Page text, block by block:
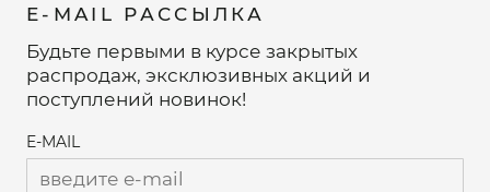
E-MAIL РАССЫЛКА
Будьте первыми в курсе закрытых
распродаж, эксклюзивных акций и
поступлений новинок!
E-MAIL